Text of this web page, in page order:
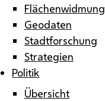
Flächenwidmung
Geodaten
Stadtforschung
Strategien
Politik
Übersicht